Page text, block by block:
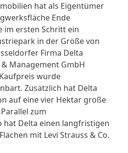
hat als Eigentümer
Ende
im ersten Schritt ein
in der Größe von
Firma Delta
Management GmbH
wurde
Zusätzlich hat Delta
auf eine vier Hektar große
zum
hat Delta einen langfristigen
mit Levi Strauss & Co.